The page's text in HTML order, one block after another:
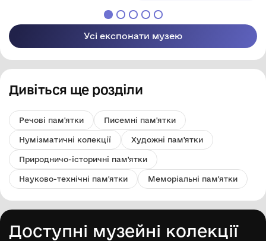
Усі експонати музею
Дивіться ще розділи
Речові пам'ятки Писемні пам'ятки
Нумізматичні колекції Художні пам'ятки
Природничо-історичні пам'ятки
Науково-технічні пам'ятки Меморіальні пам'ятки
Доступні музейні колекції